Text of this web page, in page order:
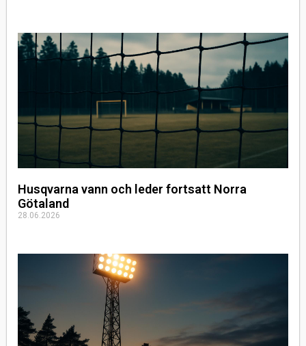
Husqvarna vann och leder fortsatt Norra
Götaland
28.06.2026